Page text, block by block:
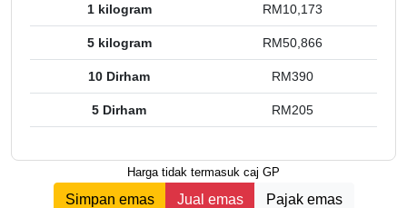
1 kilogram RM10,173
5 kilogram RM50,866
10 Dirham RM390
5 Dirham RM205
Harga tidak termasuk caj GP
Simpan emas Jual emas Pajak emas